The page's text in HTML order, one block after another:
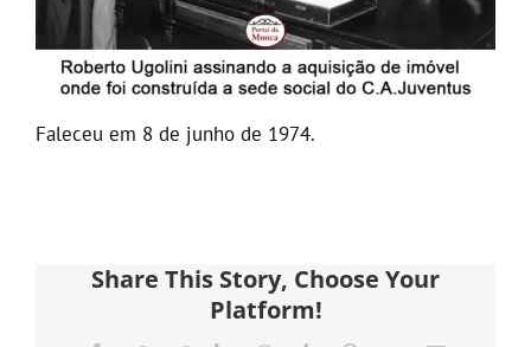
Faleceu em 8 de junho de 1974.
Share This Story, Choose Your
Platform!